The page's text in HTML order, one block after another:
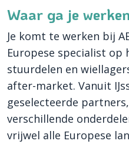
Waar ga je
Je komt te werken bij
Europese specialist op
stuurdelen en
after-market. Vanuit
geselecteerde
verschillende
vrijwel alle Europese